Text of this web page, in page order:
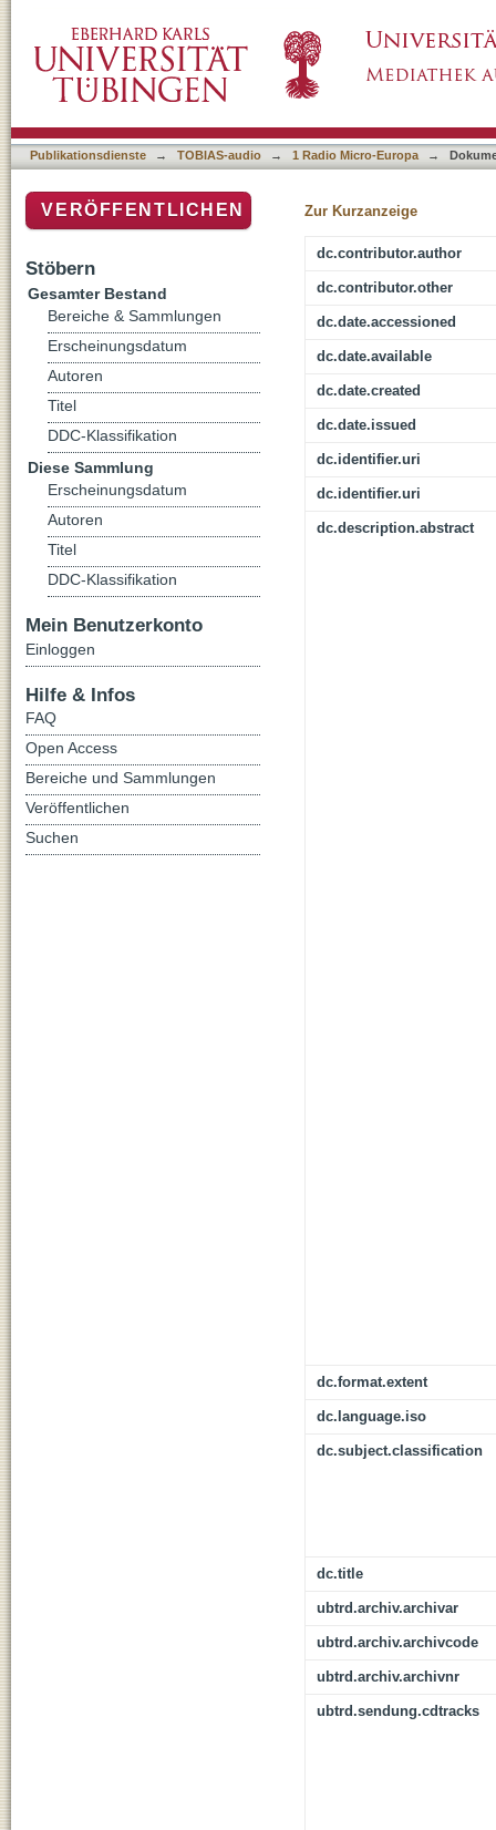
Publikationsdienste → TOBIAS-audio → 1 Radio Micro-Europa →
Zur Kurzanzeige
dc.contributor.author
dc.contributor.other
dc.date.accessioned
dc.date.available
dc.date.created
dc.date.issued
dc.identifier.uri
dc.identifier.uri
dc.description.abstract
dc.format.extent
dc.language.iso
dc.subject.classification
dc.title
ubtrd.archiv.archivar
ubtrd.archiv.archivcode
ubtrd.archiv.archivnr
ubtrd.sendung.cdtracks
VERÖFFENTLICHEN
Stöbern
Gesamter Bestand
Bereiche & Sammlungen
Erscheinungsdatum
Autoren
Titel
DDC-Klassifikation
Diese Sammlung
Erscheinungsdatum
Autoren
Titel
DDC-Klassifikation
Mein Benutzerkonto
Einloggen
Hilfe & Infos
FAQ
Open Access
Bereiche und Sammlungen
Veröffentlichen
Suchen